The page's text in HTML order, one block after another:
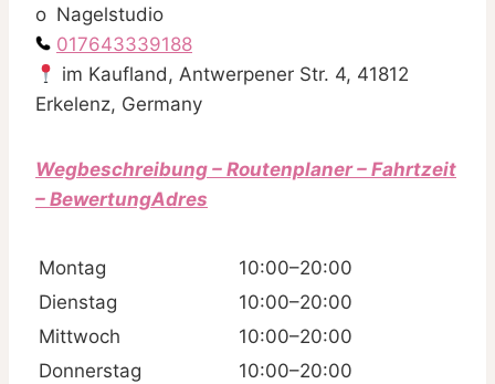
Nagelstudio
017643339188
im Kaufland, Antwerpener Str. 4, 41812
Erkelenz, Germany
Wegbeschreibung – Routenplaner – Fahrtzeit
– BewertungAdres
Montag
10:00–20:00
Dienstag
10:00–20:00
Mittwoch
10:00–20:00
Donnerstag
10:00–20:00